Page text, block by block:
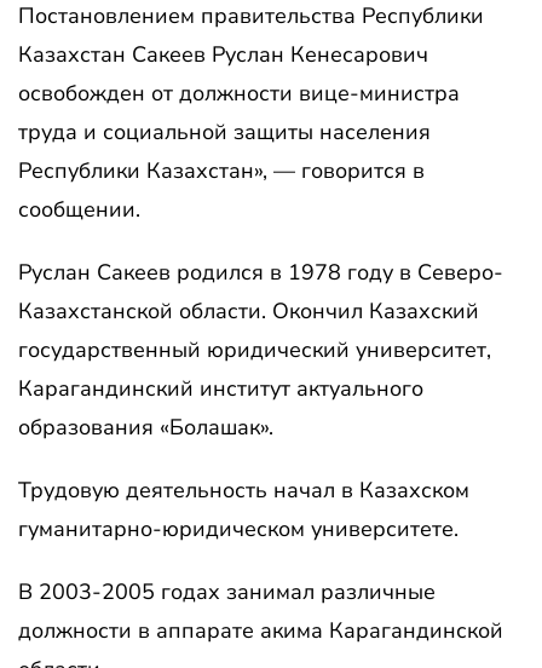
Постановлением правительства Республики
Казахстан Сакеев Руслан Кенесарович
освобожден от должности вице-министра
труда и социальной защиты населения
Республики Казахстан», — говорится в
сообщении.
Руслан Сакеев родился в 1978 году в Северо-
Казахстанской области. Окончил Казахский
государственный юридический университет,
Карагандинский институт актуального
образования «Болашак».
Трудовую деятельность начал в Казахском
гуманитарно-юридическом университете.
В 2003-2005 годах занимал различные
должности в аппарате акима Карагандинской